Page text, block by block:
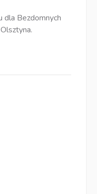
dla Bezdomnych